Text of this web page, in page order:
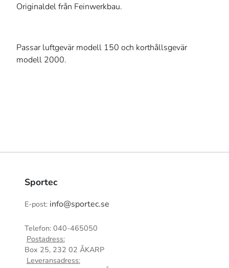
Originaldel från Feinwerkbau.
Passar luftgevär modell 150 och korthållsgevär
modell 2000.
Sportec
E-post: info@sportec.se
Telefon: 040-465050
Postadress:
Box 25, 232 02 ÅKARP
Leveransadress: